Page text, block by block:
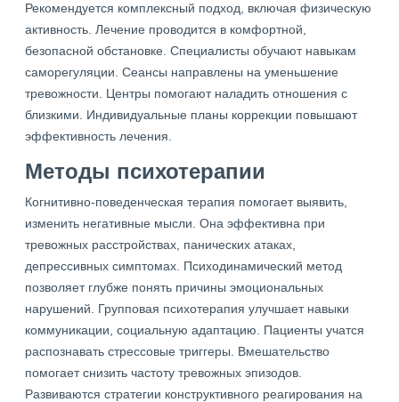
Рекомендуется комплексный подход, включая физическую
активность. Лечение проводится в комфортной,
безопасной обстановке. Специалисты обучают навыкам
саморегуляции. Сеансы направлены на уменьшение
тревожности. Центры помогают наладить отношения с
близкими. Индивидуальные планы коррекции повышают
эффективность лечения.
Методы психотерапии
Когнитивно-поведенческая терапия помогает выявить,
изменить негативные мысли. Она эффективна при
тревожных расстройствах, панических атаках,
депрессивных симптомах. Психодинамический метод
позволяет глубже понять причины эмоциональных
нарушений. Групповая психотерапия улучшает навыки
коммуникации, социальную адаптацию. Пациенты учатся
распознавать стрессовые триггеры. Вмешательство
помогает снизить частоту тревожных эпизодов.
Развиваются стратегии конструктивного реагирования на